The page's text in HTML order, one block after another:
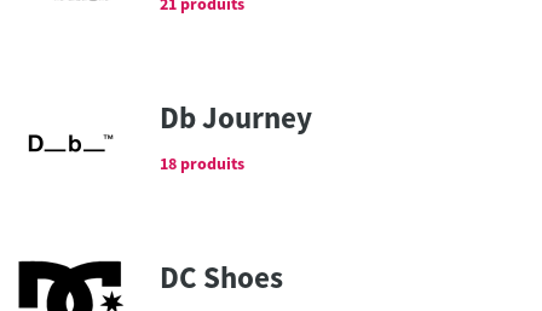
Db Journey
18 produits
DC Shoes